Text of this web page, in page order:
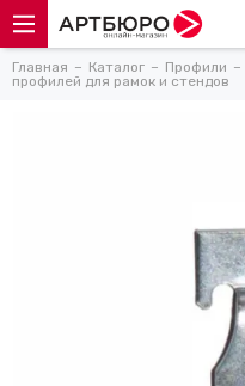
Главная Каталог Профили
профилей для рамок и стендов